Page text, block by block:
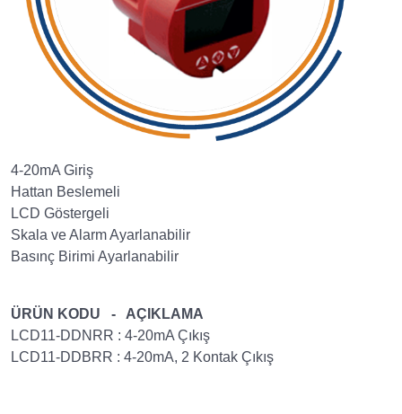
4-20mA Giriş
Hattan Beslemeli
LCD Göstergeli
Skala ve Alarm Ayarlanabilir
Basınç Birimi Ayarlanabilir
ÜRÜN KODU - AÇIKLAMA
LCD11-DDNRR : 4-20mA Çıkış
LCD11-DDBRR : 4-20mA, 2 Kontak Çıkış